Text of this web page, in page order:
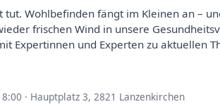
tut. Wohlbefinden fängt im Kleinen an –
frischen Wind in unsere
Expertinnen und Experten zu aktuellen
· Hauptplatz 3, 2821 Lanzenkirchen